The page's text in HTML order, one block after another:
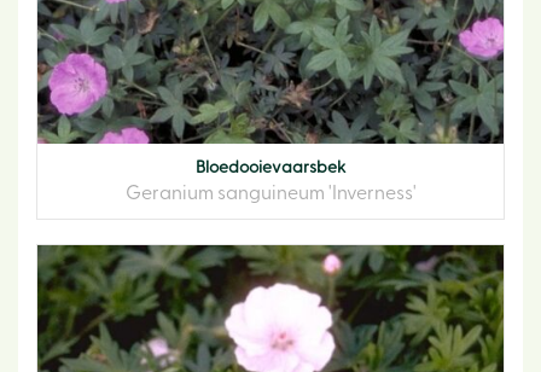
Bloedooievaarsbek
Geranium sanguineum 'Inverness'